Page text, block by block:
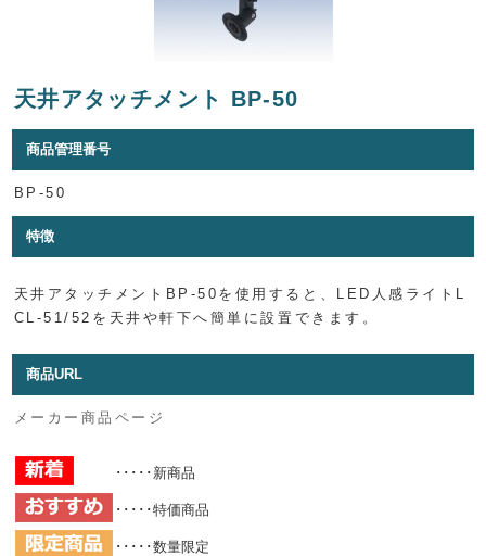
天井アタッチメント BP-50
商品管理番号
BP-50
特徴
天井アタッチメントBP-50を使用すると、LED人感ライトL
CL-51/52を天井や軒下へ簡単に設置できます。
商品URL
メーカー商品ページ
･････新商品
･････特価商品
･････数量限定